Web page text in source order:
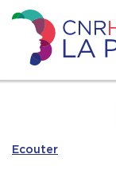
to
content
Centre
national
de
La
Actualités
Ecouter